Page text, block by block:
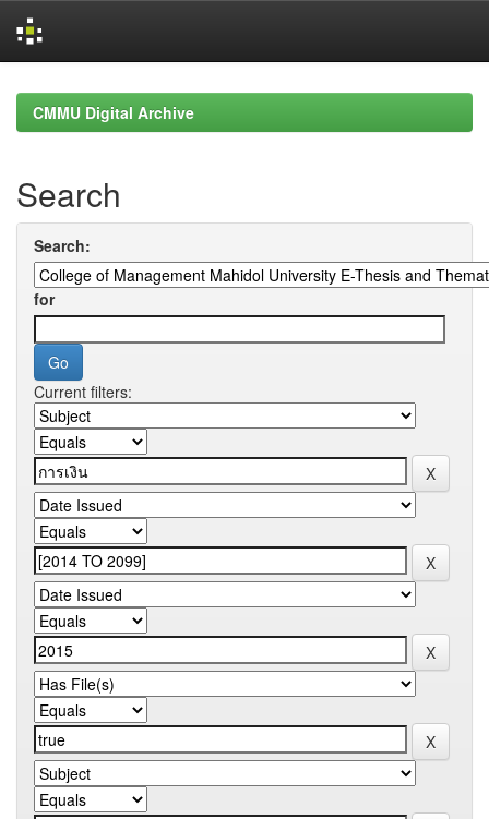
navigationCMMU Digital Archive
Search
Search:
for
Current filters: